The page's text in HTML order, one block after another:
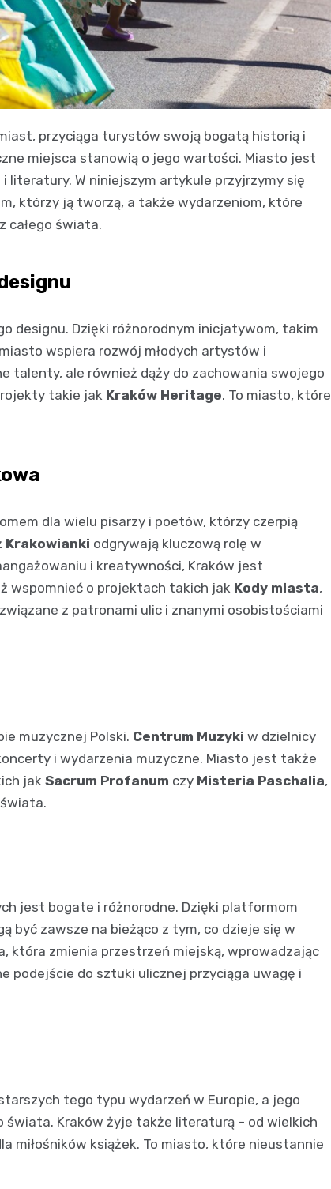
przyciąga turystów swoją bogatą historią i
miejsca stanowią o jego wartości. Miasto jest
W niniejszym artykule przyjrzymy się
którzy ją tworzą, a także wydarzeniom, które
całego świata.
designu. Dzięki różnorodnym inicjatywom, takim
wspiera rozwój młodych artystów i
talenty, ale również dąży do zachowania swojego
takie jak Kraków Heritage. To miasto, które
dla wielu pisarzy i poetów, którzy czerpią
Krakowianki odgrywają kluczową rolę w
i kreatywności, Kraków jest
wspomnieć o projektach takich jak Kody miasta,
z patronami ulic i znanymi osobistościami
muzycznej Polski. Centrum Muzyki w dzielnicy
i wydarzenia muzyczne. Miasto jest także
jak Sacrum Profanum czy Misteria Paschalia,
jest bogate i różnorodne. Dzięki platformom
być zawsze na bieżąco z tym, co dzieje się w
która zmienia przestrzeń miejską, wprowadzając
podejście do sztuki ulicznej przyciąga uwagę i
tego typu wydarzeń w Europie, a jego
świata. Kraków żyje także literaturą – od wielkich
miłośników książek. To miasto, które nieustannie